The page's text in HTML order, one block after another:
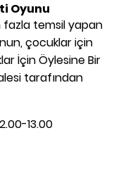
Oyunu
fazla temsil yapan
çocuklar için
İçin Öylesine Bir
tarafından
13.00